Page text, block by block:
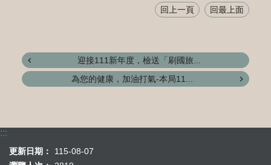
回上一頁 回最上面
迎接111新年度，檢送「刷國旅...
為您的健康，加油打氣-本局11...
:::
更新日期：
115-08-07